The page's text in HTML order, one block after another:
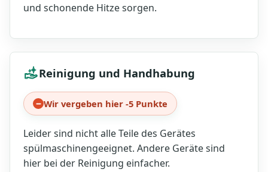
und schonende Hitze sorgen.
Reinigung und Handhabung
Wir vergeben hier -5 Punkte
Leider sind nicht alle Teile des Gerätes
spülmaschinengeeignet. Andere Geräte sind
hier bei der Reinigung einfacher.